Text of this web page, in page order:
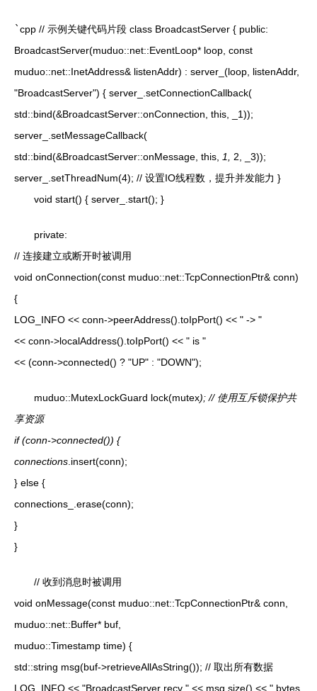
`cpp // 示例关键代码片段 class BroadcastServer { public:
BroadcastServer(muduo::net::EventLoop* loop, const
muduo::net::InetAddress& listenAddr) : server_(loop, listenAddr,
"BroadcastServer") { server_.setConnectionCallback(
std::bind(&BroadcastServer::onConnection, this, _1));
server_.setMessageCallback(
std::bind(&BroadcastServer::onMessage, this,
1, 2, _3));
server_.setThreadNum(4); // 设置IO线程数，提升并发能力 }
void start() { server_.start(); }
private:
// 连接建立或断开时被调用
void onConnection(const muduo::net::TcpConnectionPtr& conn)
{
LOG_INFO << conn->peerAddress().toIpPort() << " -> "
<< conn->localAddress().toIpPort() << " is "
<< (conn->connected() ? "UP" : "DOWN");
muduo::MutexLockGuard lock(mutex); // 使用互斥锁保护共
享资源
if (conn->connected()) {
connections .insert(conn);
} else {
connections_.erase(conn);
}
}
// 收到消息时被调用
void onMessage(const muduo::net::TcpConnectionPtr& conn,
muduo::net::Buffer* buf,
muduo::Timestamp time) {
std::string msg(buf->retrieveAllAsString()); // 取出所有数据
LOG_INFO << "BroadcastServer recv " << msg.size() << " bytes